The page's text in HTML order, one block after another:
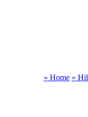
» Home »